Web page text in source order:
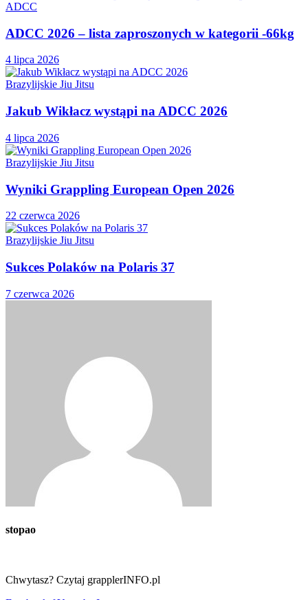
ADCC
ADCC 2026 – lista zaproszonych w kategorii -66kg
4 lipca 2026
Brazylijskie Jiu Jitsu
Jakub Wikłacz wystąpi na ADCC 2026
4 lipca 2026
Brazylijskie Jiu Jitsu
Wyniki Grappling European Open 2026
22 czerwca 2026
Brazylijskie Jiu Jitsu
Sukces Polaków na Polaris 37
7 czerwca 2026
stopao
Chwytasz? Czytaj grapplerINFO.pl